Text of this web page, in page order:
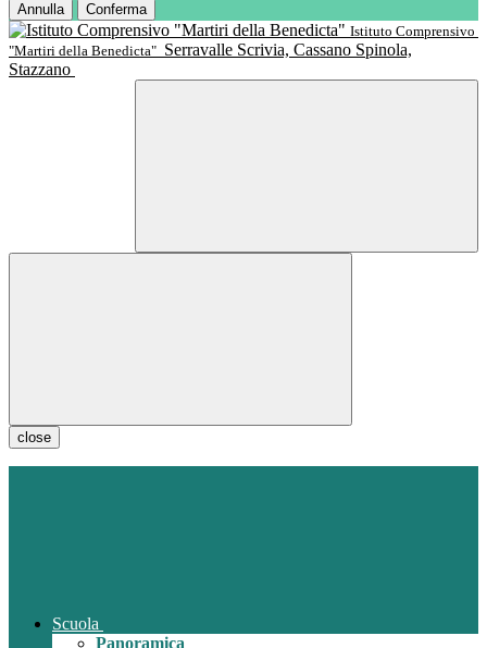
Annulla
Conferma
Istituto Comprensivo
"Martiri della Benedicta" Serravalle Scrivia, Cassano Spinola,
Stazzano
close
Scuola
Panoramica